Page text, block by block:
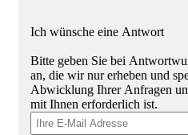
Ich wünsche eine Antwort
Bitte geben Sie bei
an, die wir nur erheben und
Abwicklung Ihrer Anfragen
mit Ihnen erforderlich ist.